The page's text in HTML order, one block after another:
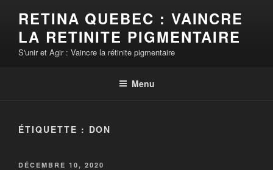
contenu
principal
RETINA QUEBEC : VAINCRE
LA RETINITE PIGMENTAIRE
S'unir et Agir : Vaincre la rétinite pigmentaire
Menu
ÉTIQUETTE : DON
PUBLIÉ
DÉCEMBRE 10, 2020